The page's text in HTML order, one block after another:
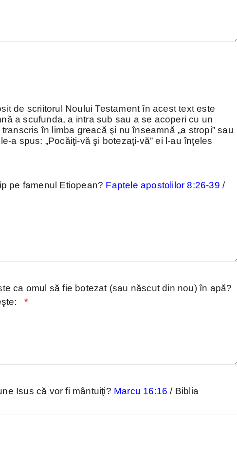
de scriitorul Noului Testament în acest text este
a scufunda, a intra sub sau a se acoperi cu un
în limba greacă şi nu înseamnă „a stropi” sau
a spus: „Pocăiţi-vă şi botezaţi-vă” ei l-au înţeles
pe famenul Etiopean? Faptele apostolilor 8:26-39 /
ca omul să fie botezat (sau născut din nou) în apă?
*
Isus că vor fi mântuiţi? Marcu 16:16 / Biblia